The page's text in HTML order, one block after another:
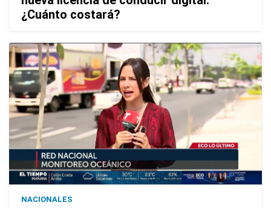
¿Cuánto costará?
NACIONALES